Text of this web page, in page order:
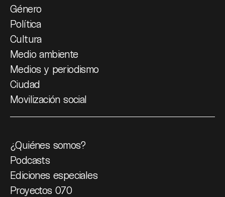
Género
Política
Cultura
Medio ambiente
Medios y periodismo
Ciudad
Movilización social
¿Quiénes somos?
Podcasts
Ediciones especiales
Proyectos 070